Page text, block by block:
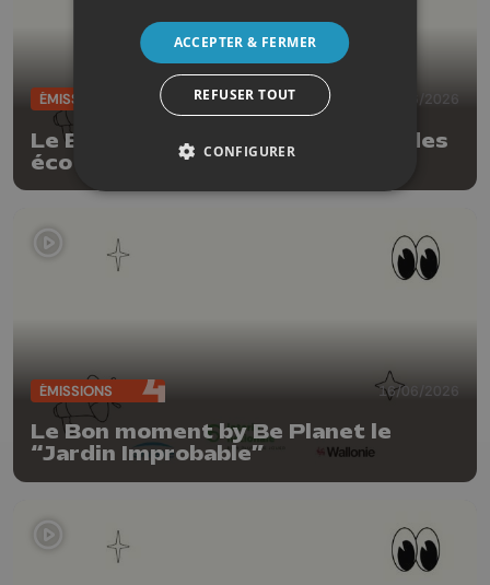
ÉMISSIONS 17/06/2026
Le Bon moment by Be Planet: Ludes
éco responsable
ÉMISSIONS 16/06/2026
Le Bon moment by Be Planet le
“Jardin Improbable”
ACCEPTER & FERMER
REFUSER TOUT
CONFIGURER